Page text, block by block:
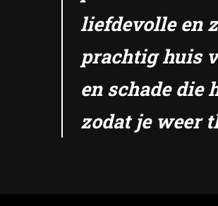
liefdevolle en
prachtig huis
en schade die
zodat je weer